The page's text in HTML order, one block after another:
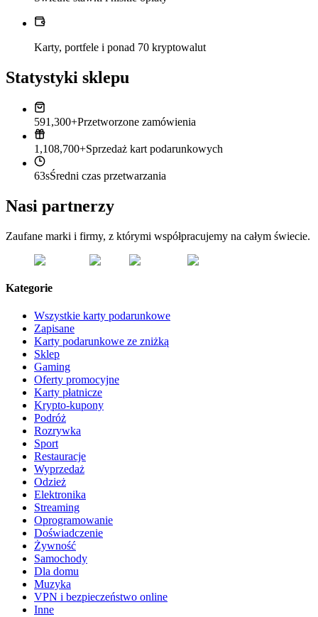
Karty, portfele i ponad 70 kryptowalut
Statystyki sklepu
591,300+Przetworzone zamówienia
1,108,700+Sprzedaż kart podarunkowych
63sŚredni czas przetwarzania
Nasi partnerzy
Zaufane marki i firmy, z którymi współpracujemy na całym świecie.
Kategorie
Wszystkie karty podarunkowe
Zapisane
Karty podarunkowe ze zniżką
Sklep
Gaming
Oferty promocyjne
Karty płatnicze
Krypto-kupony
Podróż
Rozrywka
Sport
Restauracje
Wyprzedaż
Odzież
Elektronika
Streaming
Oprogramowanie
Doświadczenie
Żywność
Samochody
Dla domu
Muzyka
VPN i bezpieczeństwo online
Inne